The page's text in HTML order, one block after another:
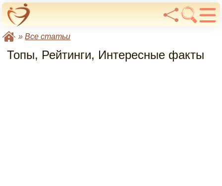
»Все статьи
Топы, Рейтинги, Интересные факты